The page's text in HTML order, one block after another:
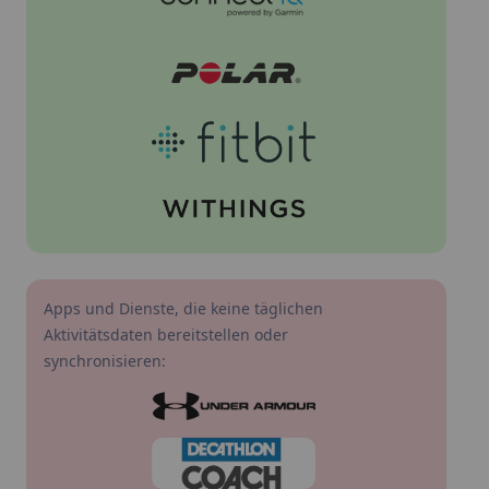
Apps und Dienste, die keine täglichen
Aktivitätsdaten bereitstellen oder
synchronisieren: